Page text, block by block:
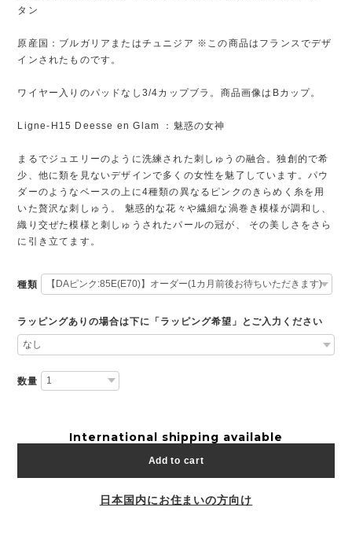
タン
原産国：ブルガリアまたはチュニジア ※この商品はフランスでデザ
インされたものです。
ワイヤー入りのパッドなし3/4カップブラ。商品画像はBカップ。
Ligne-H15 Deesse en Glam ：魅惑の女神
まるでジュエリーのように洗練された刺しゅうの融合。独創的で希
少、他に類を見ないデザインで多くの女性を魅了しています。パウ
ダーのようなベースの上に4種類の異なるピンクのきらめく糸を用
いた贅沢な刺しゅう。 魅惑的な花々や繊細な渦巻き模様が調和し、
織り交ぜた模様と刺しゅうされたパールの冠が、 その美しさをさら
に引き立てます。
種類
ラッピングありの場合は下に「ラッピング希望」とご入力ください
数量
International shipping available
Add to cart
日本国内にお住まいの方向け